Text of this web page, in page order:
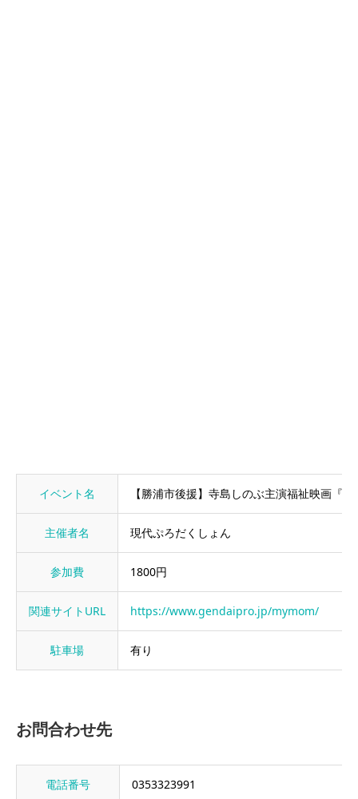
イベント名 【勝浦市後援】寺島しのぶ主演福祉映画『
主催者名 現代ぷろだくしょん
参加費 1800円
関連サイトURL https://www.gendaipro.jp/mymom/
駐車場 有り
お問合わせ先
電話番号 0353323991